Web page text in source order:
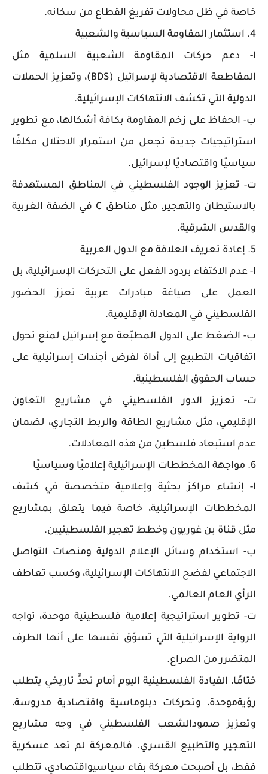
خاصة في ظل محاولات تفريغ القطاع من سكانه.
4. استثمار المقاومة السياسية والشعبية
ا- دعم حركات المقاومة الشعبية السلمية مثل
المقاطعة الاقتصادية لإسرائيل (BDS)، وتعزيز الحملات
الدولية التي تكشف الانتهاكات الإسرائيلية.
ب- الحفاظ على زخم المقاومة بكافة أشكالها، مع تطوير
استراتيجيات جديدة تجعل من استمرار الاحتلال مكلفًا
سياسيًا واقتصاديًا لإسرائيل.
ت- تعزيز الوجود الفلسطيني في المناطق المستهدفة
بالاستيطان والتهجير، مثل مناطق C في الضفة الغربية
والقدس الشرقية.
5. إعادة تعريف العلاقة مع الدول العربية
ا- عدم الاكتفاء بردود الفعل على التحركات الإسرائيلية، بل
العمل على صياغة مبادرات عربية تعزز الحضور
الفلسطيني في المعادلة الإقليمية.
ب- الضغط على الدول المطبّعة مع إسرائيل لمنع تحول
اتفاقيات التطبيع إلى أداة لفرض أجندات إسرائيلية على
حساب الحقوق الفلسطينية.
ت- تعزيز الدور الفلسطيني في مشاريع التعاون
الإقليمي، مثل مشاريع الطاقة والربط التجاري، لضمان
عدم استبعاد فلسطين من هذه المعادلات.
6. مواجهة المخططات الإسرائيلية إعلاميًا وسياسيًا
ا- إنشاء مراكز بحثية وإعلامية متخصصة في كشف
المخططات الإسرائيلية، خاصة فيما يتعلق بمشاريع
مثل قناة بن غوريون وخطط تهجير الفلسطينيين.
ب- استخدام وسائل الإعلام الدولية ومنصات التواصل
الاجتماعي لفضح الانتهاكات الإسرائيلية، وكسب تعاطف
الرأي العام العالمي.
ت- تطوير استراتيجية إعلامية فلسطينية موحدة، تواجه
الرواية الإسرائيلية التي تسوّق نفسها على أنها الطرف
المتضرر من الصراع.
ختامًا، القيادة الفلسطينية اليوم أمام تحدٍّ تاريخي يتطلب
رؤيةموحدة، وتحركات دبلوماسية واقتصادية مدروسة،
وتعزيز صمودالشعب الفلسطيني في وجه مشاريع
التهجير والتطبيع القسري. فالمعركة لم تعد عسكرية
فقط، بل أصبحت معركة بقاء سياسيواقتصادي، تتطلب